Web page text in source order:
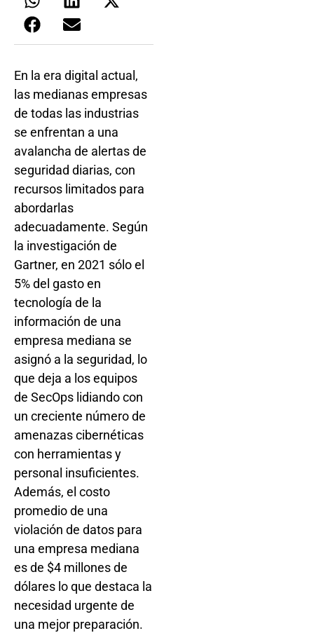
En la era digital actual,
las medianas empresas
de todas las industrias
se enfrentan a una
avalancha de alertas de
seguridad diarias, con
recursos limitados para
abordarlas
adecuadamente. Según
la investigación de
Gartner, en 2021 sólo el
5% del gasto en
tecnología de la
información de una
empresa mediana se
asignó a la seguridad, lo
que deja a los equipos
de SecOps lidiando con
un creciente número de
amenazas cibernéticas
con herramientas y
personal insuficientes.
Además, el costo
promedio de una
violación de datos para
una empresa mediana
es de $4 millones de
dólares lo que destaca la
necesidad urgente de
una mejor preparación.